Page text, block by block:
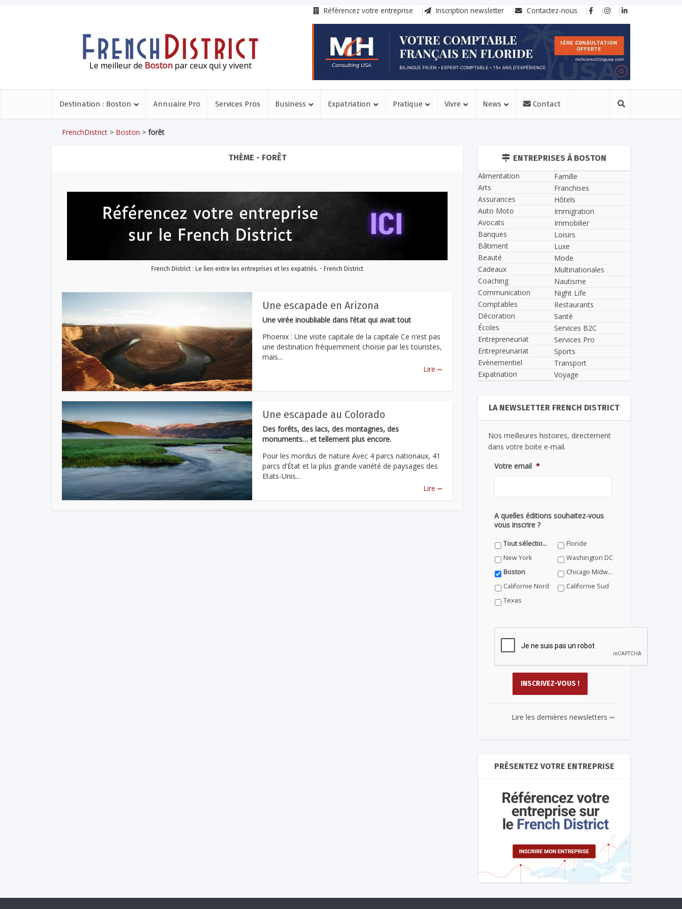
Référencez votre entreprise Inscription newsletter Contactez-nous
Le meilleur de Boston par ceux qui y vivent
Destination : Boston Annuaire Pro Services Pros Business Expatriation Pratique Vivre News Contact
FrenchDistrict > Boston > forêt
THÈME - FORÊT
French District : Le lien entre les entreprises et les expatriés. - French District
Une escapade en Arizona
Une virée inoubliable dans l’état qui avait tout
Phoenix : Une visite capitale de la capitale Ce n’est pas
une destination fréquemment choisie par les touristes,
mais...
Lire ...
Une escapade au Colorado
Des forêts, des lacs, des montagnes, des
monuments… et tellement plus encore.
Pour les mordus de nature Avec 4 parcs nationaux, 41
parcs d’État et la plus grande variété de paysages des
Etats-Unis...
Lire ...
ENTREPRISES À BOSTON
Alimentation
Arts
Assurances
Auto Moto
Avocats
Banques
Bâtiment
Beauté
Cadeaux
Coaching
Communication
Comptables
Décoration
Écoles
Entrepreneuriat
Entrepreunariat
Evènementiel
Expatriation
Famille
Franchises
Hôtels
Immigration
Immobilier
Loisirs
Luxe
Mode
Multinationales
Nautisme
Night Life
Restaurants
Santé
Services B2C
Services Pro
Sports
Transport
Voyage
LA NEWSLETTER FRENCH DISTRICT
Nos meilleures histoires, directement
dans votre boite e-mail.
Votre email *
A quelles éditions souhaitez-vous
vous inscrire ?
Tout sélectionner
Floride
New York
Washington DC
Boston
Chicago Midwest
Californie Nord
Californie Sud
Texas
Lire les dernières newsletters ...
PRÉSENTEZ VOTRE ENTREPRISE